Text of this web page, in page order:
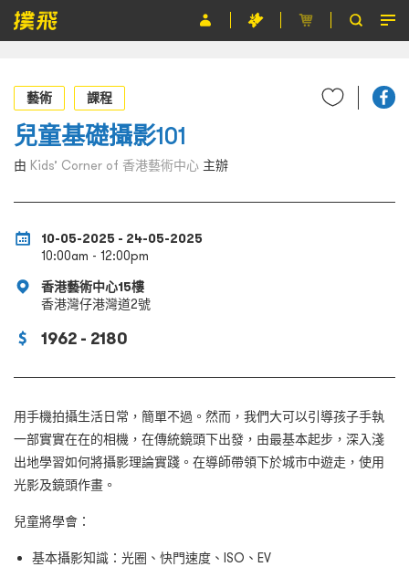
主辦單位
關於撲飛
EN
藝術 課程
兒童基礎攝影101
由 Kids’ Corner of 香港藝術中心 主辦
10-05-2025 - 24-05-2025
10:00am - 12:00pm
香港藝術中心15樓
香港灣仔港灣道2號
1962 - 2180
用手機拍攝生活日常，簡單不過。然而，我們大可以引導孩子手執
一部實實在在的相機，在傳統鏡頭下出發，由最基本起步，深入淺
出地學習如何將攝影理論實踐。在導師帶領下於城市中遊走，使用
光影及鏡頭作畫。
兒童將學會：
基本攝影知識：光圈、快門速度、ISO、EV